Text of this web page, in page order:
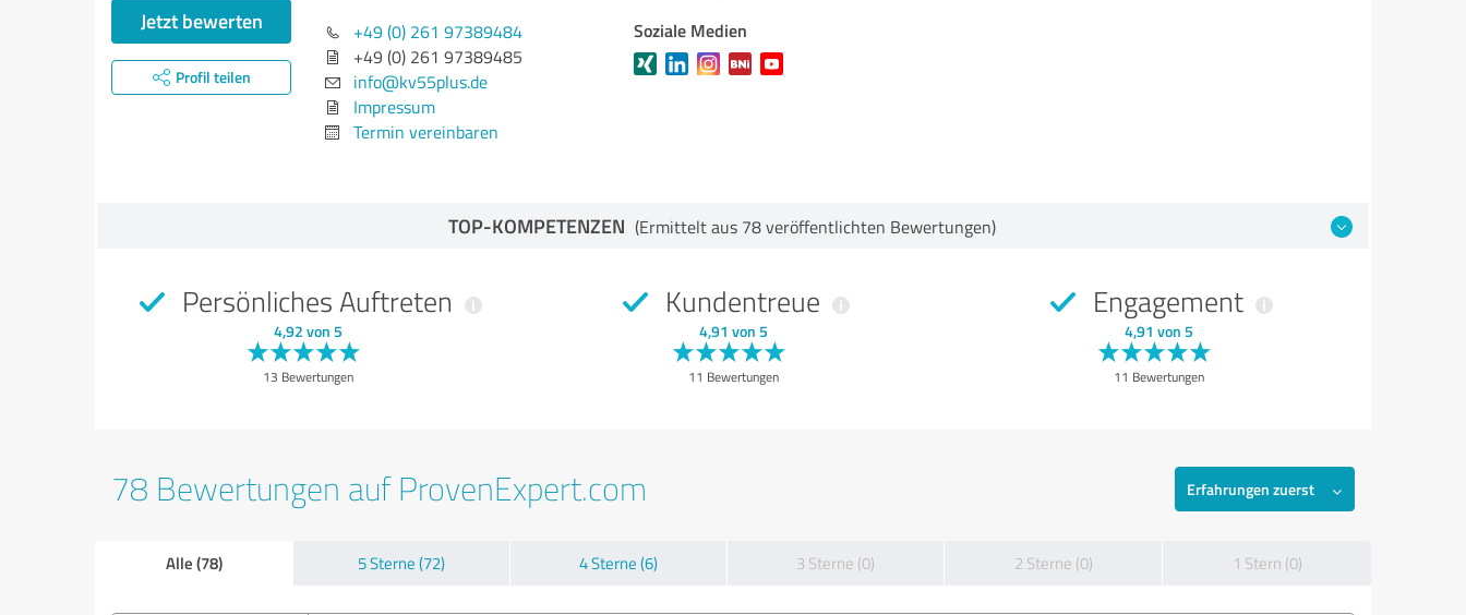
Jetzt bewerten
Profil teilen
+49 (0) 261 97389484
+49 (0) 261 97389485
info@kv55plus.de
Impressum
Termin vereinbaren
Soziale Medien
TOP-KOMPETENZEN (Ermittelt aus 78 veröffentlichten Bewertungen)
Persönliches Auftreten
4,92 von 5
13 Bewertungen
Kundentreue
4,91 von 5
11 Bewertungen
Engagement
4,91 von 5
11 Bewertungen
78 Bewertungen auf ProvenExpert.com Erfahrungen zuerst
Alle (78) 5 Sterne (72) 4 Sterne (6) 3 Sterne (0) 2 Sterne (0) 1 Stern (0)